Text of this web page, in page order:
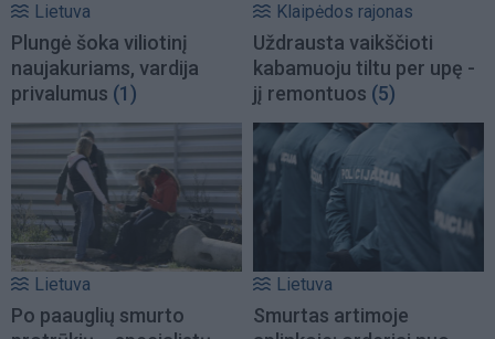
Lietuva
Plungė šoka viliotinį
naujakuriams, vardija
privalumus (1)
Klaipėdos rajonas
Uždrausta vaikščioti
kabamuoju tiltu per upę -
jį remontuos (5)
Lietuva
Po paauglių smurto
Lietuva
Smurtas artimoje